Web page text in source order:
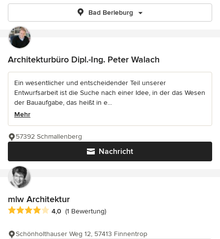
Bad Berleburg
Architekturbüro Dipl.-Ing. Peter Walach
Ein wesentlicher und entscheidender Teil unserer
Entwurfsarbeit ist die Suche nach einer Idee, in der das Wesen
der Bauaufgabe, das heißt in e...
Mehr
Nachricht
57392 Schmallenberg
mlw Architektur
Durchschnittliche Bewertung: 4 von 5 Sternen
4,0 (1 Bewertung)
Schönholthauser Weg 12, 57413 Finnentrop